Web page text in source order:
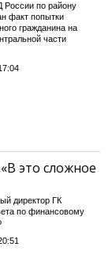
по району
факт попытки
гражданина на
части
это сложное
директор ГК
по финансовому